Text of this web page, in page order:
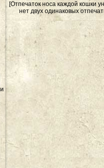
[Отпечаток носа каждой кошки
нет двух одинаковых